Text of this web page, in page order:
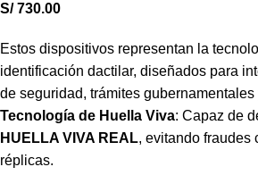
S/730.00
Estos dispositivos representan la
identificación dactilar, diseñados para
de seguridad, trámites
Tecnología de Huella Viva: Capaz de
HUELLA VIVA REAL, evitando fraudes
réplicas.